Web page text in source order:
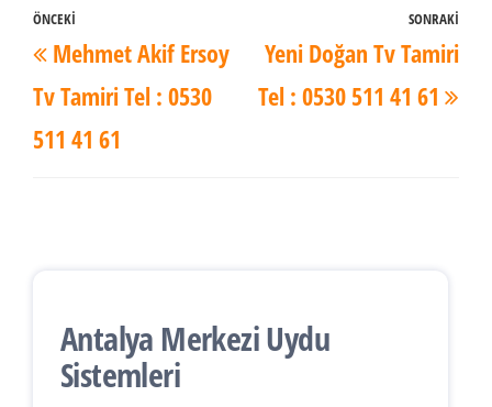
Yazı
dolaşımı
Önceki
Yazı
ÖNCEKI
Mehmet Akif Ersoy
Tv Tamiri Tel : 0530
511 41 61
Yazı
SONRAKI
Yeni Doğan Tv Tamiri
Tel : 0530 511 41 61
Antalya Merkezi Uydu
Sistemleri